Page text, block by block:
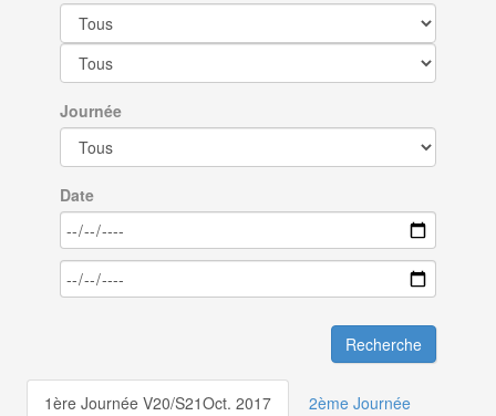
Journée
Date
Recherche
1ère Journée V20/S21Oct. 2017 2ème Journée